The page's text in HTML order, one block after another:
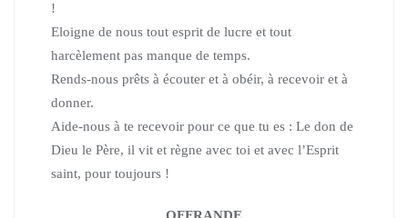
!
Eloigne de nous tout esprit de lucre et tout
harcèlement pas manque de temps.
Rends-nous prêts à écouter et à obéir, à recevoir et à
donner.
Aide-nous à te recevoir pour ce que tu es : Le don de
Dieu le Père, il vit et règne avec toi et avec l’Esprit
saint, pour toujours !